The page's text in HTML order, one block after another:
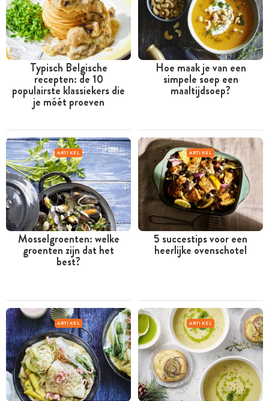
Typisch Belgische
recepten: de 10
populairste klassiekers die
je móét proeven
Hoe maak je van een
simpele soep een
maaltijdsoep?
ARTIKEL
Mosselgroenten: welke
groenten zijn dat het
best?
ARTIKEL
5 succestips voor een
heerlijke ovenschotel
ARTIKEL ARTIKEL